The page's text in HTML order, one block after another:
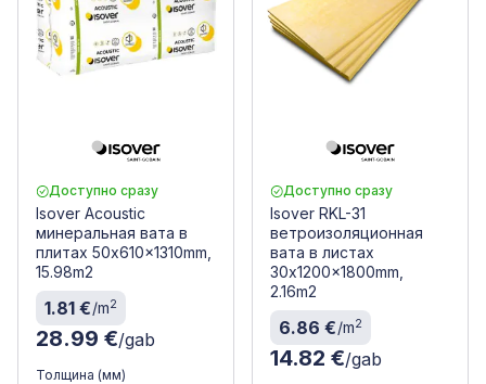
Доступно сразу
Isover Acoustic
минеральная вата в
плитах 50x610x1310mm,
15.98m2
1.81 €/m2
28.99 €/gab
Толщина (мм)
Доступно сразу
Isover RKL-31
ветроизоляционная
вата в листах
30x1200x1800mm,
2.16m2
6.86 €/m2
14.82 €/gab